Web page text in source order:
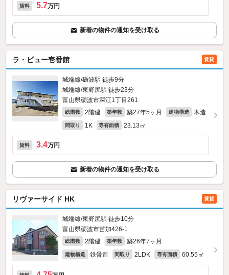
賃料 5.7万円
新着の物件の通知を受け取る
ラ・ビュー壱番館 賃貸
城端線/砺波駅 徒歩9分
城端線/東野尻駅 徒歩23分
富山県砺波市深江1丁目261
総階数 2階建 築年数 築27年5ヶ月 建物構造 木造
間取り 1K 専有面積 23.13㎡
賃料 3.4万円
新着の物件の通知を受け取る
リヴァーサイド HK 賃貸
城端線/東野尻駅 徒歩10分
富山県砺波市苗加426‐1
総階数 2階建 築年数 築26年7ヶ月
建物構造 鉄骨造 間取り 2LDK 専有面積 60.55㎡